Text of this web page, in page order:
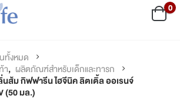
0
ทั้งหมด
า, ผลิตภัณฑ์สำหรับเด็กและทารก
ส้ม กิฟฟารีน ไฮจีนิค ลิตเติ้ล ออเรนจ์
(50 มล.)